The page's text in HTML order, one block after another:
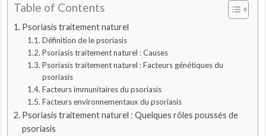
Table of Contents
Psoriasis traitement naturel
Définition de le psoriasis
Psoriasis traitement naturel : Causes
Psoriasis traitement naturel : Facteurs génétiques du
psoriasis
Facteurs immunitaires du psoriasis
Facteurs environnementaux du psoriasis
Psoriasis traitement naturel : Quelques rôles poussés de
psoriasis